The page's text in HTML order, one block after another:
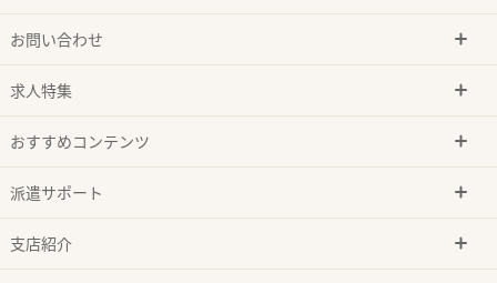
お問い合わせ
求人特集
おすすめコンテンツ
派遣サポート
支店紹介